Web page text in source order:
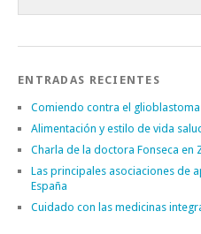
ENTRADAS RECIENTES
Comiendo contra el glioblastoma
Alimentación y estilo de vida
Charla de la doctora Fonseca en
Las principales asociaciones de
España
Cuidado con las medicinas